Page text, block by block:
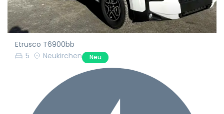
Etrusco T6900bb
5
Neukirchen Neu